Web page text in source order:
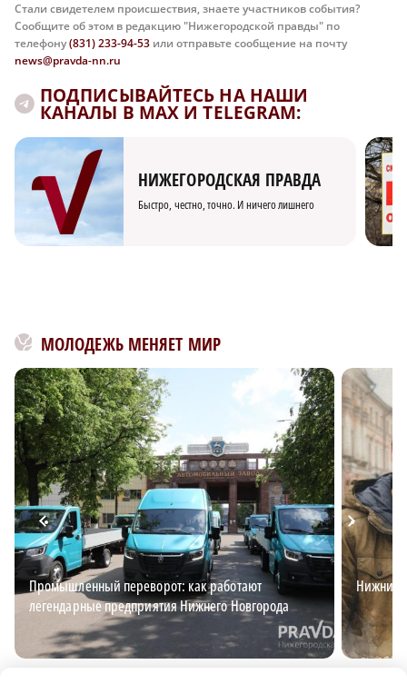
Стали свидетелем происшествия, знаете участников события?
Сообщите об этом в редакцию "Нижегородской правды" по
телефону(831) 233-94-53 или отправьте сообщение на почту
news@pravda-nn.ru
ПОДПИСЫВАЙТЕСЬ НА НАШИ
КАНАЛЫ В MAX И TELEGRAM:
НИЖЕГОРОДСКАЯ ПРАВДА
Быстро, честно, точно. И ничего лишнего
МОЛОДЕЖЬ МЕНЯЕТ МИР
Промышленный переворот: как работают
легендарные предприятия Нижнего Новгорода
Нижний